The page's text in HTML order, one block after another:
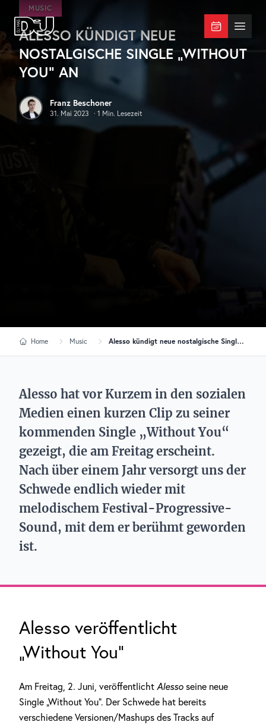
Zum Hauptinhalt springen
DJ Mag Germany Menü
MUSIC
ALESSO KÜNDIGT NEUE
NOSTALGISCHE SINGLE „WITHOUT
YOU“ AN
Franz Beschoner
31. Mai 2023 · 1 Min. Lesezeit
Home Music Alesso kündigt neue nostalgische Single „Without You“ an
Alesso hat vor Kurzem in den sozialen
Medien einen kurzen Clip zu seiner
kommenden Single „Without You“
gezeigt, die am Freitag erscheint.
Nach über einem Jahr versorgt uns der
Schwede endlich wieder mit
melodischem Festival-Progressive-
Sound, mit dem er berühmt geworden
ist.
Alesso veröffentlicht
„Without You“
Am Freitag, 2. Juni, veröffentlicht Alesso seine neue
Single „Without You“. Der Schwede hat bereits
verschiedene Versionen/Mashups des Tracks auf